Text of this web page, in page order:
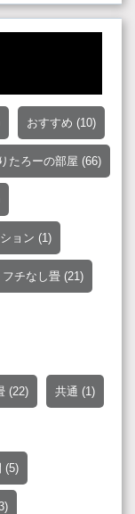
おすすめ (10)
たろーの部屋 (66)
ョン (1)
フチなし畳 (21)
(22) 共通 (1)
(5)